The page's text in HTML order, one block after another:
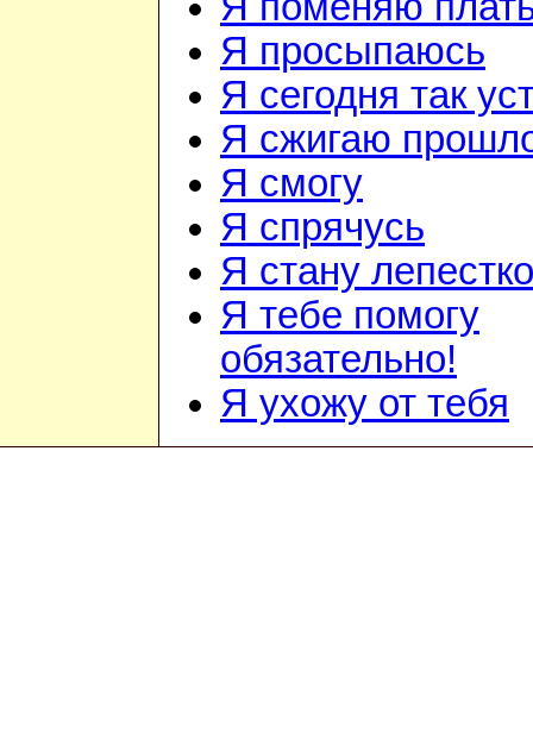
Я просыпаюсь
Я сегодня так
Я сжигаю
Я смогу
Я спрячусь
Я стану
Я тебе помогу
обязательно!
Я ухожу от тебя